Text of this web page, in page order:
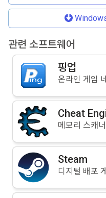
관련 소프트웨어
핑업
Cheat
메모리 스캐
Steam
디지털 배포